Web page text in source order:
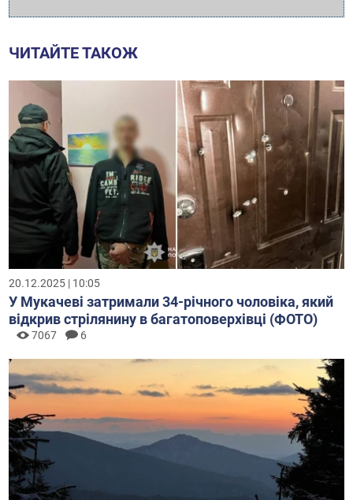
ЧИТАЙТЕ ТАКОЖ
20.12.2025 | 10:05
У Мукачеві затримали 34-річного чоловіка, який
відкрив стрілянину в багатоповерхівці (ФОТО)
7067 6